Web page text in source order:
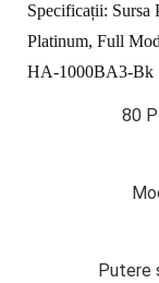
Specificații: Sursa
Platinum, Full
HA-1000BA3-Bk
80
Putere